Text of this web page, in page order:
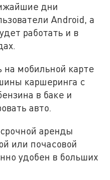
дни
Android, а
работать и в
мобильной карте
каршеринга с
в баке и
авто.
аренды
или почасовой
удобен в больших